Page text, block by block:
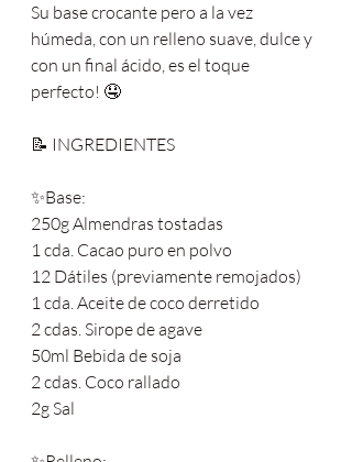
Su base crocante pero a la vez
húmeda, con un relleno suave, dulce y
con un final ácido, es el toque
perfecto! 🤤
📝 INGREDIENTES
✨Base:
250g Almendras tostadas
1 cda. Cacao puro en polvo
12 Dátiles (previamente remojados)
1 cda. Aceite de coco derretido
2 cdas. Sirope de agave
50ml Bebida de soja
2 cdas. Coco rallado
2g Sal